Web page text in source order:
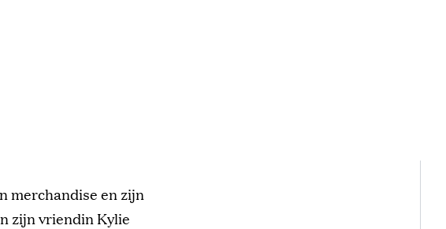
merchandise en zijn
zijn vriendin Kylie